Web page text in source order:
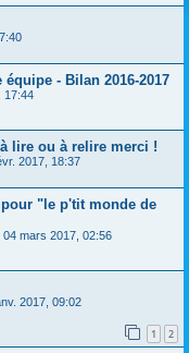
- Bilan 2016-2017
17:44
lire ou à relire merci !
2017, 18:37
"le p'tit monde de
04 mars 2017, 02:56
2017, 09:02
1 2